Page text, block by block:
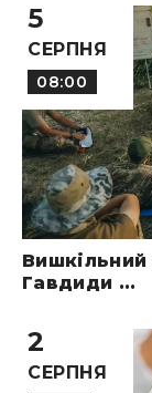
5
СЕРПНЯ
08:00
Вишкільний
Гавдиди ...
2
СЕРПНЯ